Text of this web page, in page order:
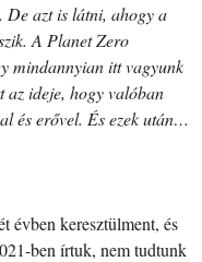
azt is látni, ahogy a
A Planet Zero
mindannyian itt vagyunk
az ideje, hogy valóban
és erővel. És ezek után…
évben keresztülment, és
ben írtuk, nem tudtunk